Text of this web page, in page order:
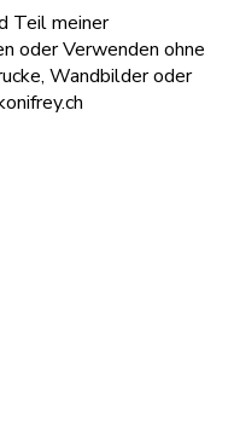
Teil meiner
oder Verwenden ohne
Wandbilder oder